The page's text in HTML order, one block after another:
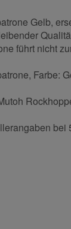
Gelb,
führt nicht
Farbe:
bei